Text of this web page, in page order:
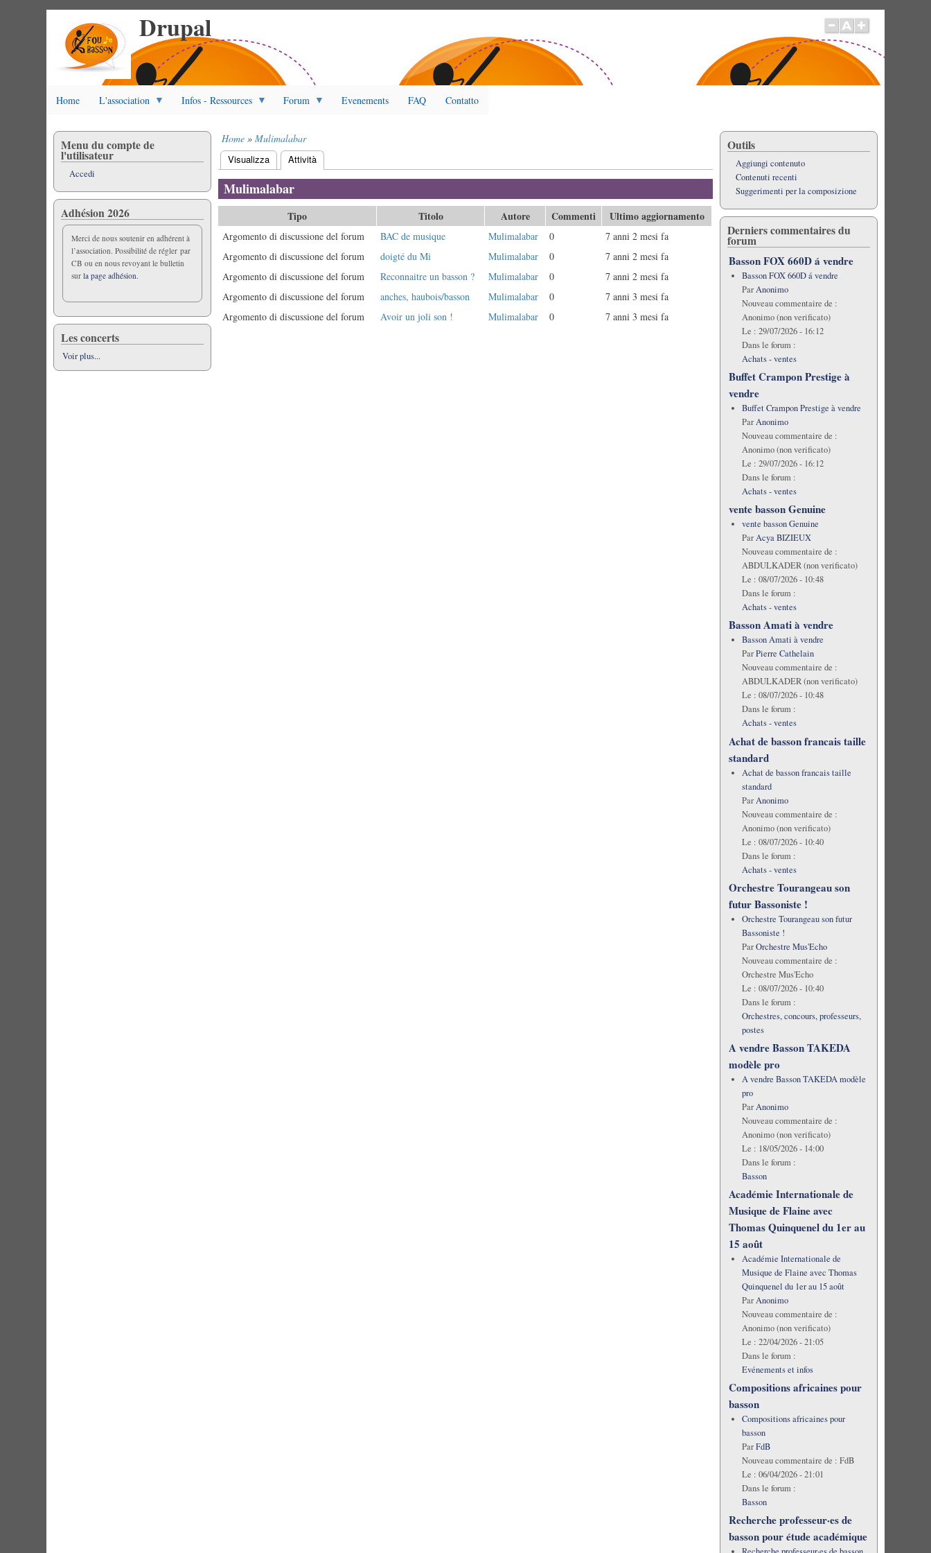
Drupal
Home L'association Infos - Ressources Forum Evenements FAQ Contatto
Briciole
di
pane
Home Mulimalabar
Schede
primarie
Visualizza Attività
Mulimalabar
Tipo Titolo Autore Commenti Ultimo aggiornamento
Argomento di discussione del forum BAC de musique Mulimalabar 0
7 anni 2 mesi fa
Argomento di discussione del forum
doigté du Mi Mulimalabar 0
7 anni 2 mesi fa
Argomento di discussione del forum
Reconnaitre un basson ? Mulimalabar 0
7 anni 2 mesi fa
Argomento di discussione del forum
anches, haubois/basson Mulimalabar 0
7 anni 3 mesi fa
Argomento di discussione del forum
Avoir un joli son ! Mulimalabar 0 7 anni 3 mesi fa
Menu du compte de
l'utilisateur
Accedi
Adhésion 2026
Merci de nous soutenir en adhérent à
l’association. Possibilité de régler par
CB ou en nous revoyant le bulletin
surla page adhésion.
Les concerts
Voir plus...
Outils
Aggiungi contenuto
Contenuti recenti
Suggerimenti per la composizione
Derniers commentaires du
forum
Basson FOX 660D á vendre
Basson FOX 660D á vendre
ParAnonimo
Nouveau commentaire de :
Anonimo (non verificato)
Le : 29/07/2026 - 16:12
Dans le forum :
Achats - ventes
Buffet Crampon Prestige à
vendre
Buffet Crampon Prestige à vendre
ParAnonimo
Nouveau commentaire de :
Anonimo (non verificato)
Le : 29/07/2026 - 16:12
Dans le forum :
Achats - ventes
vente basson Genuine
vente basson Genuine
ParAcya BIZIEUX
Nouveau commentaire de :
ABDULKADER (non verificato)
Le : 08/07/2026 - 10:48
Dans le forum :
Achats - ventes
Basson Amati à vendre
Basson Amati à vendre
ParPierre Cathelain
Nouveau commentaire de :
ABDULKADER (non verificato)
Le : 08/07/2026 - 10:48
Dans le forum :
Achats - ventes
Achat de basson francais taille
standard
Achat de basson francais taille
standard
ParAnonimo
Nouveau commentaire de :
Anonimo (non verificato)
Le : 08/07/2026 - 10:40
Dans le forum :
Achats - ventes
Orchestre Tourangeau son
futur Bassoniste !
Orchestre Tourangeau son futur
Bassoniste !
ParOrchestre Mus'Echo
Nouveau commentaire de :
Orchestre Mus'Echo
Le : 08/07/2026 - 10:40
Dans le forum :
Orchestres, concours, professeurs,
postes
A vendre Basson TAKEDA
modèle pro
A vendre Basson TAKEDA modèle
pro
ParAnonimo
Nouveau commentaire de :
Anonimo (non verificato)
Le : 18/05/2026 - 14:00
Dans le forum :
Basson
Académie Internationale de
Musique de Flaine avec
Thomas Quinquenel du 1er au
15 août
Académie Internationale de
Musique de Flaine avec Thomas
Quinquenel du 1er au 15 août
ParAnonimo
Nouveau commentaire de :
Anonimo (non verificato)
Le : 22/04/2026 - 21:05
Dans le forum :
Evénements et infos
Compositions africaines pour
basson
Compositions africaines pour
basson
ParFdB
Nouveau commentaire de : FdB
Le : 06/04/2026 - 21:01
Dans le forum :
Basson
Recherche professeur·es de
basson pour étude académique